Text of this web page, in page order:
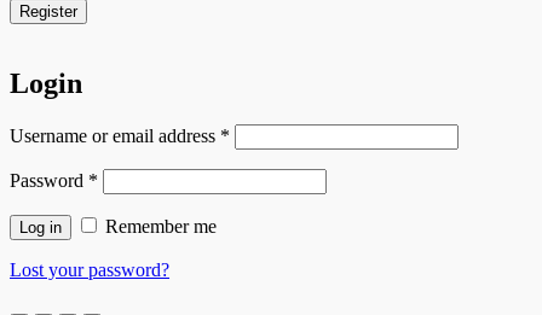
Register
Login
Username or email address *
Password *
Log in Remember me
Lost your password?